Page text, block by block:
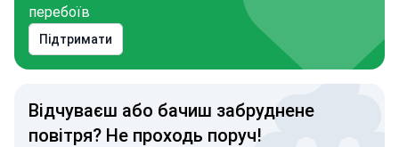
перебоїв
Підтримати
Відчуваєш або бачиш забруднене
повітря? Не проходь поруч!